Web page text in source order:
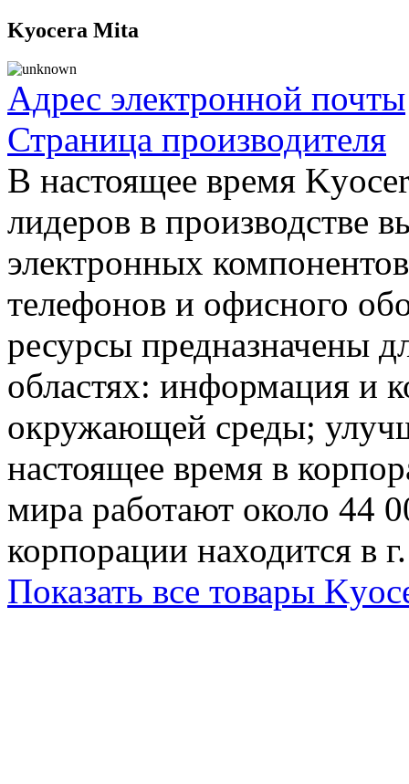
Kyocera Mita
Адрес электронной почты
Страница производителя
В настоящее время
лидеров в производстве
электронных
телефонов и офисного
ресурсы предназначены
областях: информация и
окружающей среды;
настоящее время в
мира работают около 44
корпорации находится в
Показать все товары